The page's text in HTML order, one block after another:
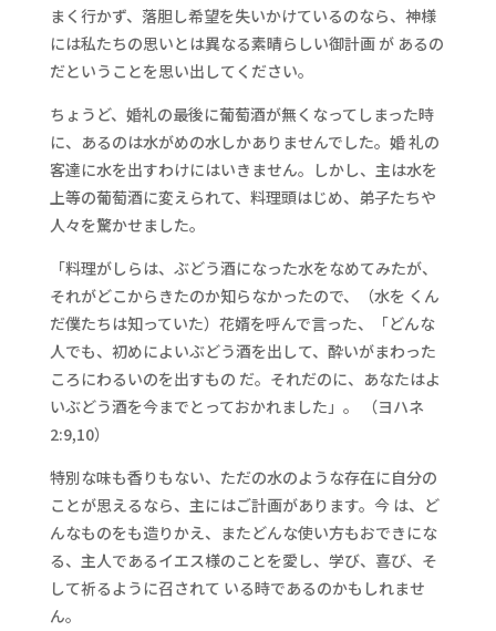
まく行かず、落胆し希望を失いかけているのなら、神様
には私たちの思いとは異なる素晴らしい御計画 が あるの
だということを思い出してください。
ちょうど、婚礼の最後に葡萄酒が無くなってしまった時
に、あるのは水がめの水しかありませんでした。婚 礼の
客達に水を出すわけにはいきません。しかし、主は水を
上等の葡萄酒に変えられて、料理頭はじめ、弟子たちや
人々を驚かせました。
「料理がしらは、ぶどう酒になった水をなめてみたが、
それがどこからきたのか知らなかったので、（水を くん
だ僕たちは知っていた）花婿を呼んで言った、「どんな
人でも、初めによいぶどう酒を出して、酔いがまわった
ころにわるいのを出すもの だ。それだのに、あなたはよ
いぶどう酒を今までとっておかれました」。 （ヨハネ
2:9,10）
特別な味も香りもない、ただの水のような存在に自分の
ことが思えるなら、主にはご計画があります。今 は、ど
んなものをも造りかえ、またどんな使い方もおできにな
る、主人であるイエス様のことを愛し、学び、喜び、そ
して祈るように召されて いる時であるのかもしれませ
ん。